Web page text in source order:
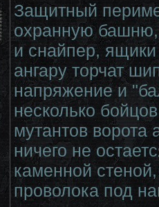
Защитный
охранную башню,
и снайпер,
ангару торчат
напряжение и
несколько
мутантов ворота
ничего не
каменной
проволока под